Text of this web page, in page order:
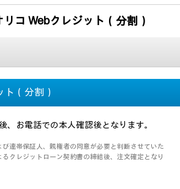
コ Webクレジット（分割）
ト（分割）
、お電話での本人確認後となります。
連帯保証人、親権者の同意が必要と判断させていた
クレジットローン契約書の締結後、注文確定となり